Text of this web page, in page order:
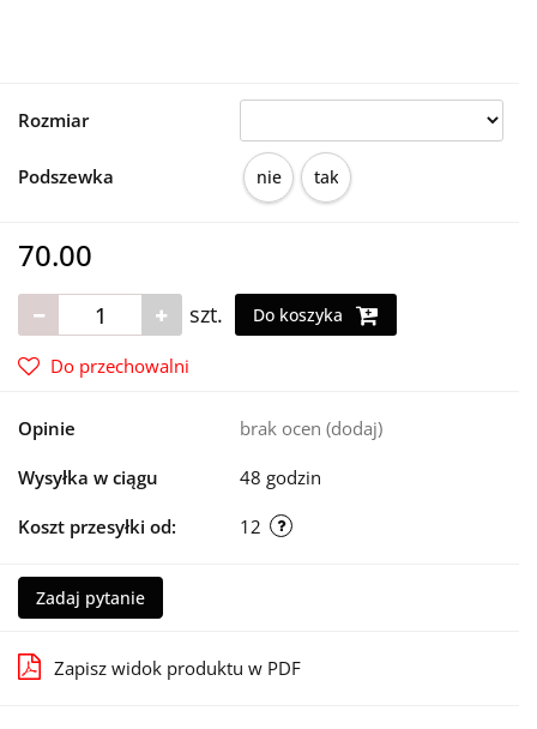
Rozmiar
Podszewka nie tak
70.00
szt. Do koszyka
Do przechowalni
Opinie brak ocen (dodaj)
Wysyłka w ciągu 48 godzin
Koszt przesyłki od: 12
Zadaj pytanie
Zapisz widok produktu w PDF